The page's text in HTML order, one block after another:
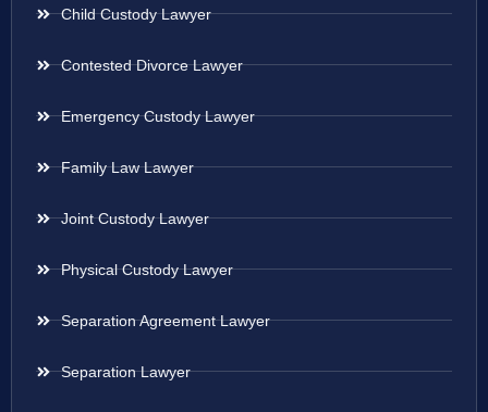
Child Custody Lawyer
Contested Divorce Lawyer
Emergency Custody Lawyer
Family Law Lawyer
Joint Custody Lawyer
Physical Custody Lawyer
Separation Agreement Lawyer
Separation Lawyer